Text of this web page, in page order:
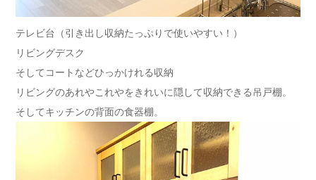
テレビ台（引き出し収納たっぷりで使いやすい！）
リビングデスク
そしてコートなどひっかけれる収納
リビングのあれやこれやをきれいに隠して収納できる吊戸棚。
そしてキッチンの背面の食器棚。